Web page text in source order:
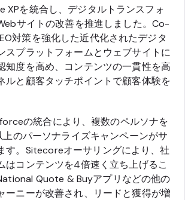
XPを統合し、デジタルトランスフォ
サイトの改善を推進しました。Co-
対策を強化した近代化されたデジタ
スプラットフォームとウェブサイトに
知度を高め、コンテンツの一貫性を高
ルと顧客タッチポイントで顧客体験を
の統合により、複数のペルソナを
のパーソナライズキャンペーンがサ
す。Sitecoreオーサリングにより、社
はコンテンツを4倍速く立ち上げるこ
Quote & Buyアプリなどの他の
ーニーが改善され、リードと獲得が増